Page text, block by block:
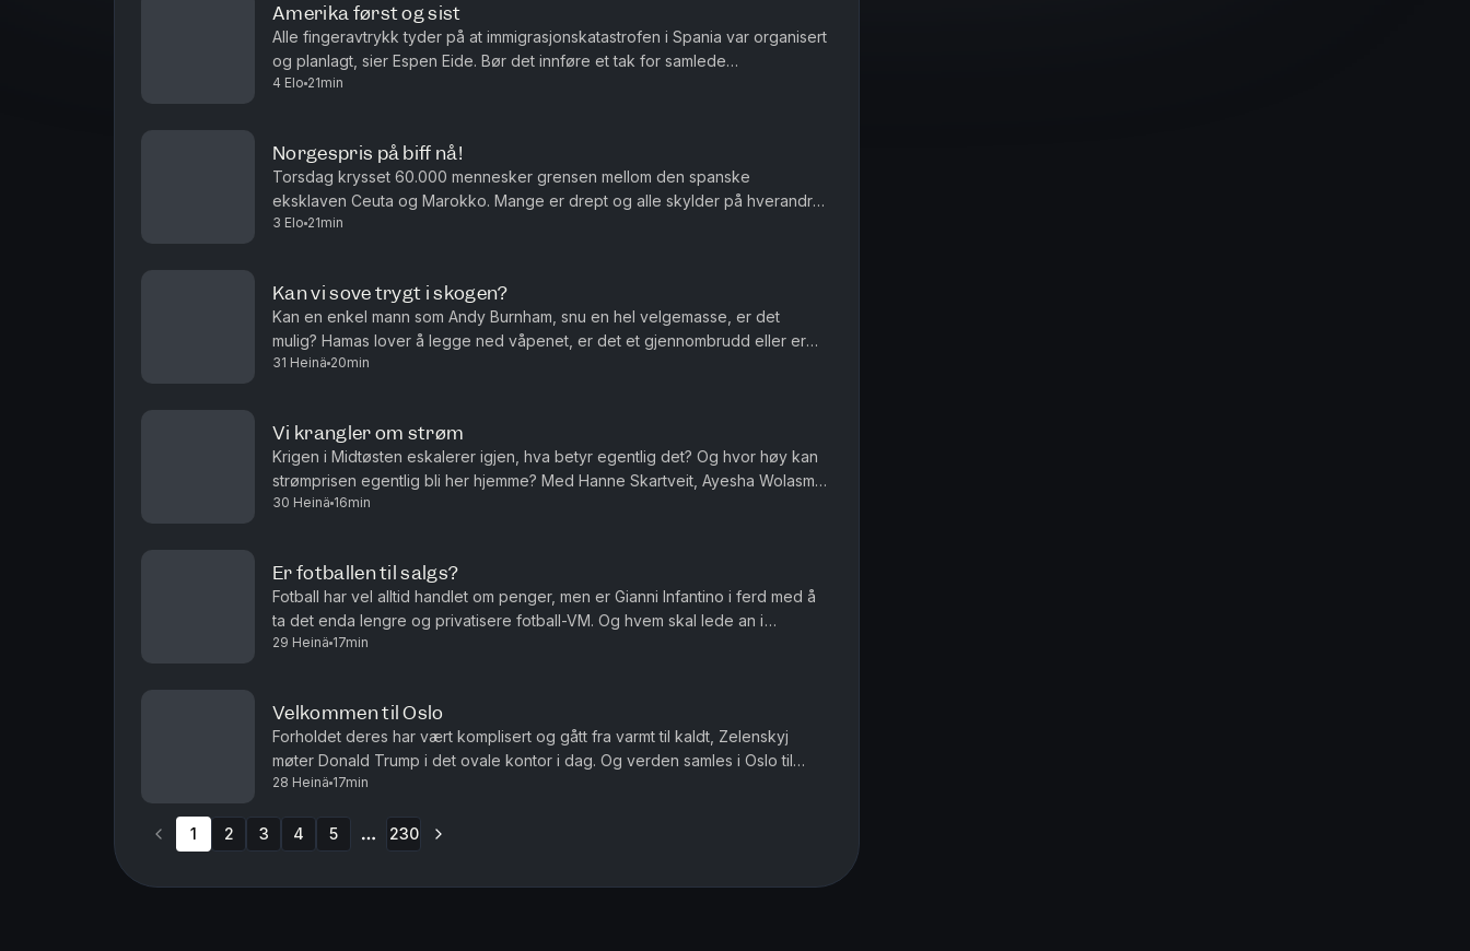
Amerika først og sist
Alle fingeravtrykk tyder på at immigrasjonskatastrofen i Spania var organisert
og planlagt, sier Espen Eide. Bør det innføre et tak for samlede
velferdsytelser er debatten etter et regnestykke til NAV...
4 Elo 21min
Norgespris på biff nå!
Torsdag krysset 60.000 mennesker grensen mellom den spanske
eksklaven Ceuta og Marokko. Mange er drept og alle skylder på hverandre
i sakens anledning, og må det innføres norgespris på biff i dette la...
3 Elo 21min
Kan vi sove trygt i skogen?
Kan en enkel mann som Andy Burnham, snu en hel velgemasse, er det
mulig? Hamas lover å legge ned våpenet, er det et gjennombrudd eller er
det ren ønsketetenkning. Og har menn et spesielt ansvar når de...
31 Heinä 20min
Vi krangler om strøm
Krigen i Midtøsten eskalerer igjen, hva betyr egentlig det? Og hvor høy kan
strømprisen egentlig bli her hjemme? Med Hanne Skartveit, Ayesha Wolasmal
og Roar Valderhaug. Produsent Sara Gustavsen. Ansv...
30 Heinä 16min
Er fotballen til salgs?
Fotball har vel alltid handlet om penger, men er Gianni Infantino i ferd med å
ta det enda lengre og privatisere fotball-VM. Og hvem skal lede an i
debatten om fordommer mot homofile i muslimske miljø...
29 Heinä 17min
Velkommen til Oslo
Forholdet deres har vært komplisert og gått fra varmt til kaldt, Zelenskyj
møter Donald Trump i det ovale kontor i dag. Og verden samles i Oslo til
fotball. Det er ikke fotball VM, men det er Norway C...
28 Heinä 17min
1 2 3 4 5 230